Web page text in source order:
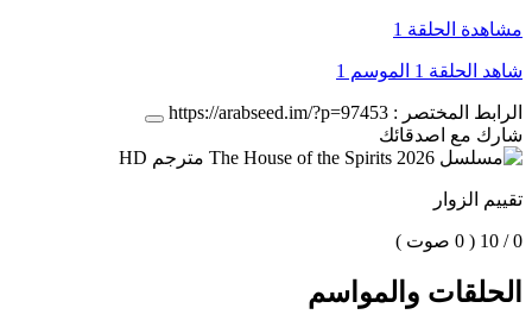
مشاهدة الحلقة 1
شاهد الحلقة 1 الموسم 1
الرابط المختصر : https://arabseed.im/?p=97453
شارك مع اصدقائك
تقييم الزوار
0 / 10 ( 0 صوت )
الحلقات والمواسم